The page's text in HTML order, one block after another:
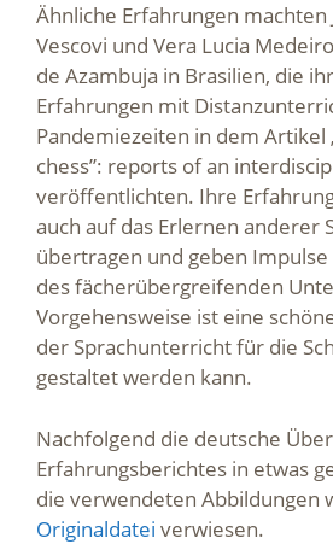
Ähnliche Erfahrungen machten
Vescovi und Vera Lucia
de Azambuja in Brasilien, die
Erfahrungen mit
Pandemiezeiten in dem Artikel
chess”: reports of an
veröffentlichten. Ihre
auch auf das Erlernen anderer
übertragen und geben
des fächerübergreifenden
Vorgehensweise ist eine
der Sprachunterricht für die
gestaltet werden kann.
Nachfolgend die deutsche
Erfahrungsberichtes in etwas
die verwendeten Abbildungen
Originaldatei verwiesen.